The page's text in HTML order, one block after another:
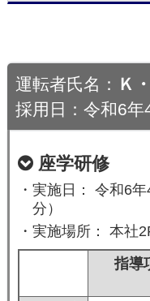
運転者氏名：
Ｋ
採用日：令和6年
座学研修
・実施日： 令和6
分）
・実施場所： 本社
指導